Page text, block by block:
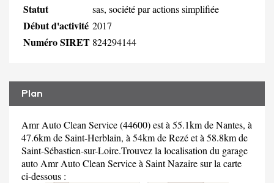
Statut sas, société par actions simplifiée
Début d'activité 2017
Numéro SIRET 824294144
Plan
Amr Auto Clean Service (44600) est à 55.1km de Nantes, à
47.6km de Saint-Herblain, à 54km de Rezé et à 58.8km de
Saint-Sébastien-sur-Loire.Trouvez la localisation du garage
auto Amr Auto Clean Service à Saint Nazaire sur la carte
ci-dessous :